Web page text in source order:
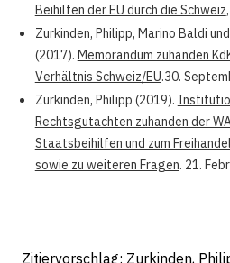
Beihilfen der EU durch die Schweiz
Zurkinden, Philipp, Marino Baldi
(2017). Memorandum zuhanden
Verhältnis Schweiz/EU.30.
Zurkinden, Philipp (2019).
Rechtsgutachten zuhanden der
Staatsbeihilfen und zum
sowie zu weiteren Fragen. 21.
Zitiervorschlag: Zurkinden,